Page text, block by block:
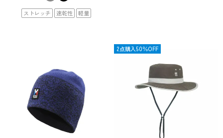
ストレッチ 速乾性 軽量
OUTLET
2点購入50％OFF